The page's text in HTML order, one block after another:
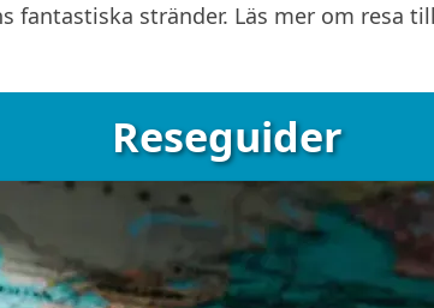
fantastiska stränder. Läs mer om resa
Reseguider